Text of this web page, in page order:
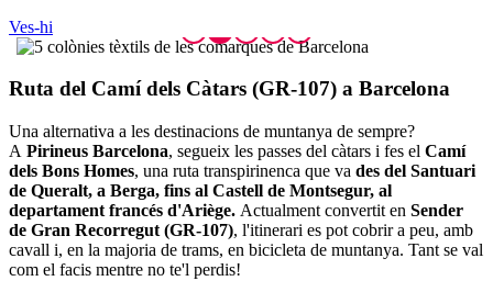
Ves-hi
Ruta del Camí dels Càtars (GR-107) a Barcelona
Una alternativa a les destinacions de muntanya de sempre?
A Pirineus Barcelona, segueix les passes del càtars i fes el Camí
dels Bons Homes, una ruta transpirinenca que va des del Santuari
de Queralt, a Berga, fins al Castell de Montsegur, al
departament francés d'Ariège. Actualment convertit en Sender
de Gran Recorregut (GR-107), l'itinerari es pot cobrir a peu, amb
cavall i, en la majoria de trams, en bicicleta de muntanya. Tant se val
com el facis mentre no te'l perdis!